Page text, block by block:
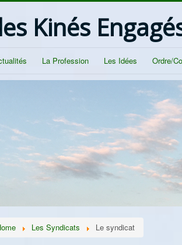
Kinés
La Profession Les Idées Ordre/
Les Syndicats Le syndicat